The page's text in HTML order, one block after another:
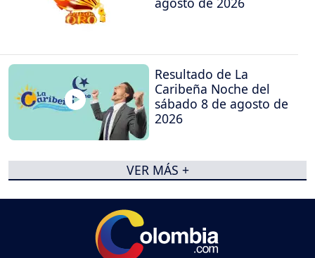
Resultado de La
Caribeña Noche del
sábado 8 de agosto de
2026
VER MÁS +